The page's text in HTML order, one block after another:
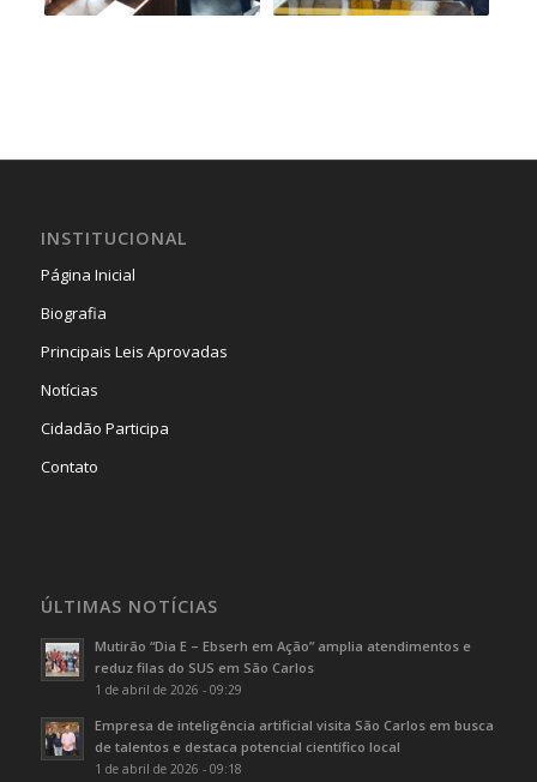
INSTITUCIONAL
Página Inicial
Biografia
Principais Leis Aprovadas
Notícias
Cidadão Participa
Contato
ÚLTIMAS NOTÍCIAS
Mutirão “Dia E – Ebserh em Ação” amplia atendimentos e
reduz filas do SUS em São Carlos
1 de abril de 2026 - 09:29
Empresa de inteligência artificial visita São Carlos em busca
de talentos e destaca potencial científico local
1 de abril de 2026 - 09:18